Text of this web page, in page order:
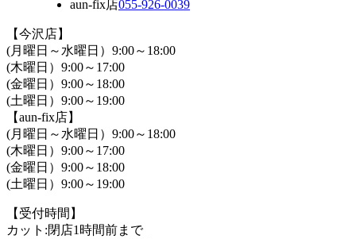
aun-fix店055-926-0039
【今沢店】
(月曜日～水曜日）9:00～18:00
(木曜日）9:00～17:00
(金曜日）9:00～18:00
(土曜日）9:00～19:00
【aun-fix店】
(月曜日～水曜日）9:00～18:00
(木曜日）9:00～17:00
(金曜日）9:00～18:00
(土曜日）9:00～19:00
【受付時間】
カット:閉店1時間前まで